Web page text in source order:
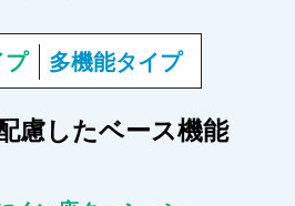
プ 多機能タイプ
慮したベース機能